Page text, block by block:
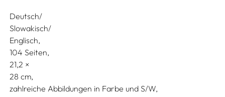
Deutsch/
Slowakisch/
Englisch
104 Seiten,
21,2
28
zahlreiche Abbildungen in Farbe und S/W